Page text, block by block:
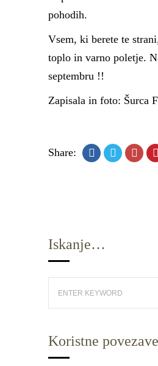
pohodih.
Vsem, ki berete te
toplo in varno poletje.
septembru !!
Zapisala in foto: Šurca
Share:
Iskanje…
Koristne povezave